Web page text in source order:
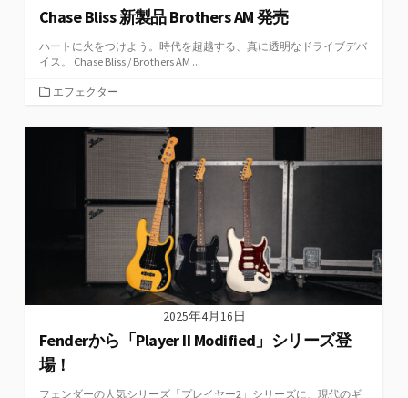
Chase Bliss 新製品 Brothers AM 発売
ハートに火をつけよう。時代を超越する、真に透明なドライブデバ
イス。 Chase Bliss / Brothers AM ...
カ
ゴ
エフェクター
2025年4月16日
Fenderから「Player II Modified」シリーズ登
場！
フェンダーの人気シリーズ「プレイヤー2」シリーズに、現代のギ